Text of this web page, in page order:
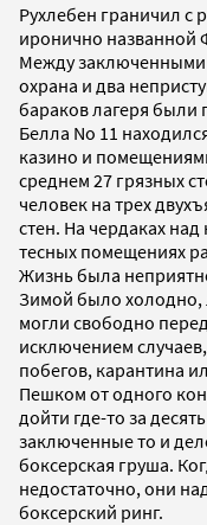
Рухлебен граничил с
иронично названной
Между заключенными
охрана и два
бараков лагеря
Белла No 11
казино и
среднем 27 грязных
человек на трех
стен. На чердаках
тесных помещениях
Жизнь была
Зимой было
могли свободно
исключением
побегов, карантина
Пешком от одного
дойти где-то за
заключенные то и
боксерская груша.
недостаточно, они
боксерский ринг.